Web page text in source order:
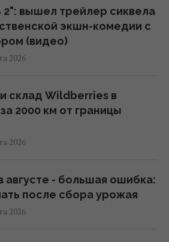
вышел трейлер сиквела
экшн-комедии с
(видео)
2026
склад Wildberries в
2000 км от границы
2026
августе - большая ошибка:
после сбора урожая
2026